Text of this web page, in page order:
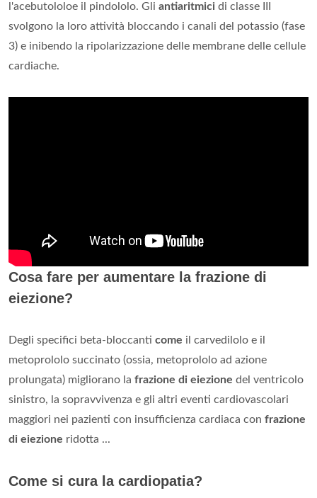
l'acebutololoe il pindololo. Gli antiaritmici di classe III
svolgono la loro attività bloccando i canali del potassio (fase
3) e inibendo la ripolarizzazione delle membrane delle cellule
cardiache.
Cosa fare per aumentare la frazione di
eiezione?
Degli specifici beta-bloccanti come il carvedilolo e il
metoprololo succinato (ossia, metoprololo ad azione
prolungata) migliorano la frazione di eiezione del ventricolo
sinistro, la sopravvivenza e gli altri eventi cardiovascolari
maggiori nei pazienti con insufficienza cardiaca con frazione
di eiezione ridotta ...
Come si cura la cardiopatia?